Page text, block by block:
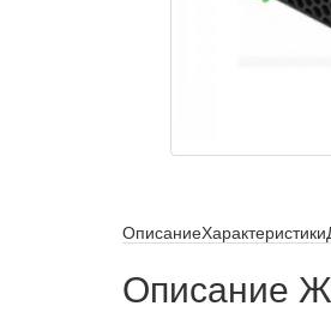
ОписаниеХарактеристики
Описание